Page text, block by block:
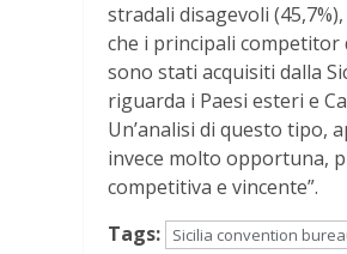
stradali disagevoli
che i principali competitor
sono stati acquisiti dalla
riguarda i Paesi esteri e
Un’analisi di questo tipo,
invece molto opportuna,
competitiva e vincente”.
Tags:
Sicilia convention